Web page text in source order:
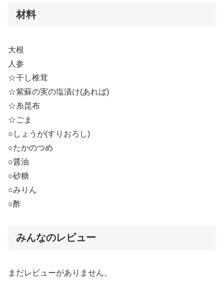
材料
大根
人参
☆干し椎茸
☆紫蘇の実の塩漬け(あれば)
☆糸昆布
☆ごま
○しょうが(すりおろし)
○たかのつめ
○醤油
○砂糖
○みりん
○酢
みんなのレビュー
まだレビューがありません。